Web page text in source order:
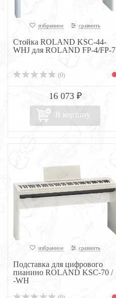
избранное сравнить
Стойка ROLAND KSC-44-
WHJ для ROLAND FP-4/FP-7
(0)
16 073 ₽
В корзину
избранное сравнить
Подставка для цифрового
пианино ROLAND KSC-70 /
-WH